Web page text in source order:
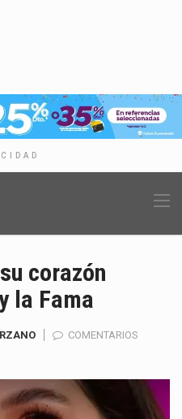
corazón
la Fama
COMENTARIOS